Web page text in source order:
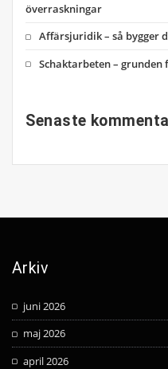
överraskningar
Affärsjuridik – så bygger
Schaktarbeten –
Senaste
Arkiv
juni 2026
maj 2026
april 2026